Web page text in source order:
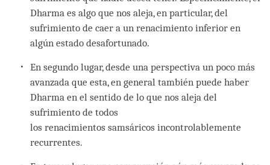
Dharma es algo que nos aleja, en particular, del
sufrimiento de caer a un renacimiento inferior en
algún estado desafortunado.
En segundo lugar, desde una perspectiva un poco más
avanzada que esta, en general también puede haber
Dharma en el sentido de lo que nos aleja del
sufrimiento de todos
los renacimientos samsáricos incontrolablemente
recurrentes.